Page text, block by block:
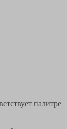
палитре